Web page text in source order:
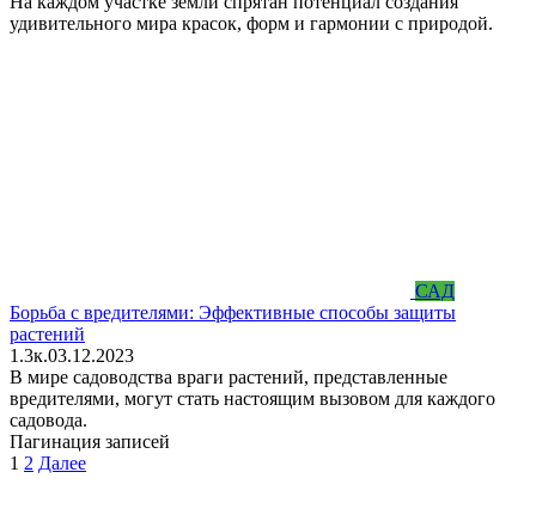
удивительного мира красок, форм и гармонии с природой.
САД
Борьба с вредителями: Эффективные способы защиты
растений
1.3к.03.12.2023
В мире садоводства враги растений, представленные
вредителями, могут стать настоящим вызовом для каждого
садовода.
Пагинация записей
1 2 Далее